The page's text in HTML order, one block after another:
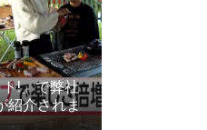
!」で弊社
紹介されま